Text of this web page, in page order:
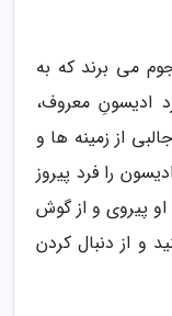
می برند که به
ادیسونِ معروف،
از زمینه ها و
را فرد پیروز
او پیروی و از گوش
و از دنبال کردن